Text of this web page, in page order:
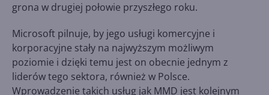
grona w drugiej połowie przyszłego roku.
Microsoft pilnuje, by jego usługi komercyjne i
korporacyjne stały na najwyższym możliwym
poziomie i dzięki temu jest on obecnie jednym z
liderów tego sektora, również w Polsce.
Wprowadzenie takich usług jak MMD jest kolejnym